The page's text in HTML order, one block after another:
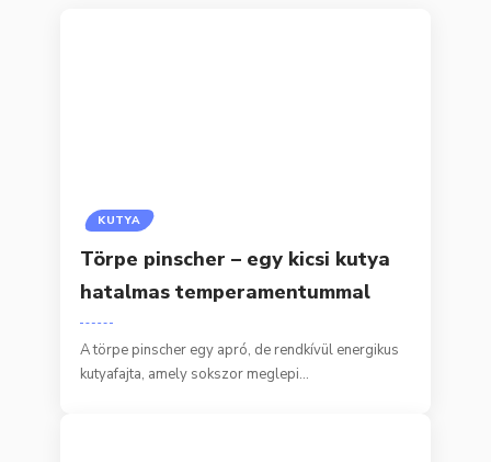
KUTYA
Törpe pinscher – egy kicsi kutya
hatalmas temperamentummal
A törpe pinscher egy apró, de rendkívül energikus
kutyafajta, amely sokszor meglepi…